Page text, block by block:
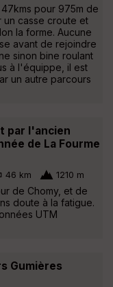
pour 975m de
un casse croute et
la forme. Aucune
avant de rejoindre
sinon bine roulant
à l'équippe, il est
un autre parcours
par l'ancien
de La Fourme
46 km 1210 m
de Chomy, et de
doute à la fatigue.
UTM
Gumières